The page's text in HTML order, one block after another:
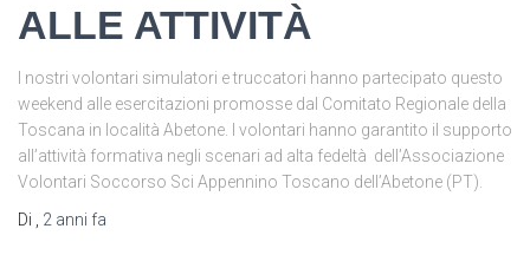
ALLE ATTIVITÀ
I nostri volontari simulatori e truccatori hanno partecipato questo
weekend alle esercitazioni promosse dal Comitato Regionale della
Toscana in località Abetone. I volontari hanno garantito il supporto
all’attività formativa negli scenari ad alta fedeltà dell’Associazione
Volontari Soccorso Sci Appennino Toscano dell’Abetone (PT).
Di
2 anni fa